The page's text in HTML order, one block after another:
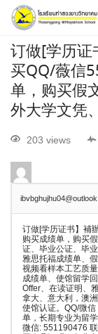
订做[学历证
买QQ/薇信
单，购买假
外大学文凭
203 views
订做[学历证书】補
购买成绩单，购买
证、毕业公证、毕
雅思托福成绩单、
视频看样本工艺质
成绩单、使馆留学
Offer、在读证明、
拿大、意大利，澳
使馆认证。QQ/微
单，长期专业为留
微信: 551190476